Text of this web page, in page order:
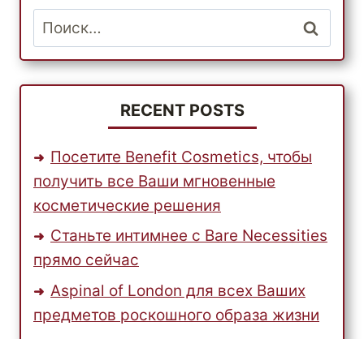
И
СВОИХ
ДЕТЕЙ
В
ИХ
ДЕНЬ
РОЖДЕНИЯ
Найти:
RECENT POSTS
Посетите Benefit Cosmetics, чтобы
получить все Ваши мгновенные
косметические решения
Станьте интимнее с Bare Necessities
прямо сейчас
Aspinal of London для всех Ваших
предметов роскошного образа жизни